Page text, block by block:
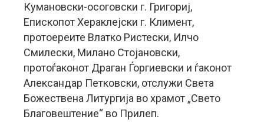
Кумановски-осоговски г. Григориј,
Епископот Хераклејски г. Климент,
протоереите Влатко Ристески, Илчо
Смилески, Милано Стојановски,
протоѓаконот Драган Ѓоргиевски и ѓаконот
Александар Петковски, отслужи Света
Божествена Литургија во храмот „Свето
Благовештение“ во Прилеп.